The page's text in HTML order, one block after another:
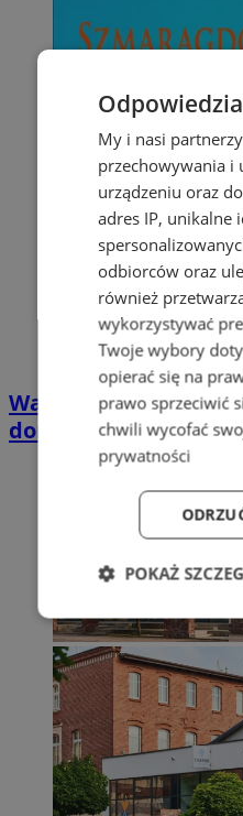
Wakacyjny
domkach
My i nasi
przechowywania i
urządzeniu oraz
adres IP, unikalne
odbiorców oraz
również
wykorzystywać
Twoje wybory
opierać się na
prawo sprzeciwić
chwili wycofać
prywatności
POKAŻ
Niezbędne